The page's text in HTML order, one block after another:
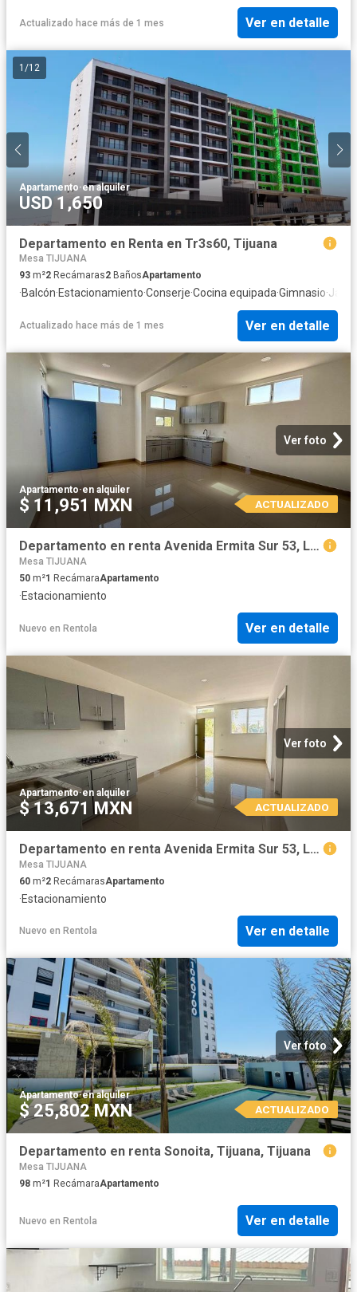
Actualizado hace más de 1 mes Ver en detalle
1 /12
Apartamento·en alquiler
USD 1,650
Departamento en Renta en Tr3s60, Tijuana
Mesa TIJUANA
93 m²2 Recámaras2 BañosApartamento
·Balcón·Estacionamiento·Conserje·Cocina equipada·Gimnasio·
Actualizado hace más de 1 mes Ver en detalle
Ver foto
Apartamento·en alquiler
$ 11,951 MXN ACTUALIZADO
Departamento en renta Avenida Ermita Sur 53, La Quinta Alta, Tijuana, Baja California, 22106, Mex
Mesa TIJUANA
50 m²1 RecámaraApartamento
·Estacionamiento
Nuevo en Rentola Ver en detalle
Ver foto
Apartamento·en alquiler
$ 13,671 MXN ACTUALIZADO
Departamento en renta Avenida Ermita Sur 53, La Quinta Alta, Tijuana, Baja California, 22106, Mex
Mesa TIJUANA
60 m²2 RecámarasApartamento
·Estacionamiento
Nuevo en Rentola Ver en detalle
Ver foto
Apartamento·en alquiler
$ 25,802 MXN ACTUALIZADO
Departamento en renta Sonoita, Tijuana, Tijuana
Mesa TIJUANA
98 m²1 RecámaraApartamento
Nuevo en Rentola Ver en detalle